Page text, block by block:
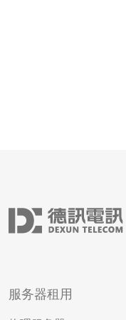
服务器租用